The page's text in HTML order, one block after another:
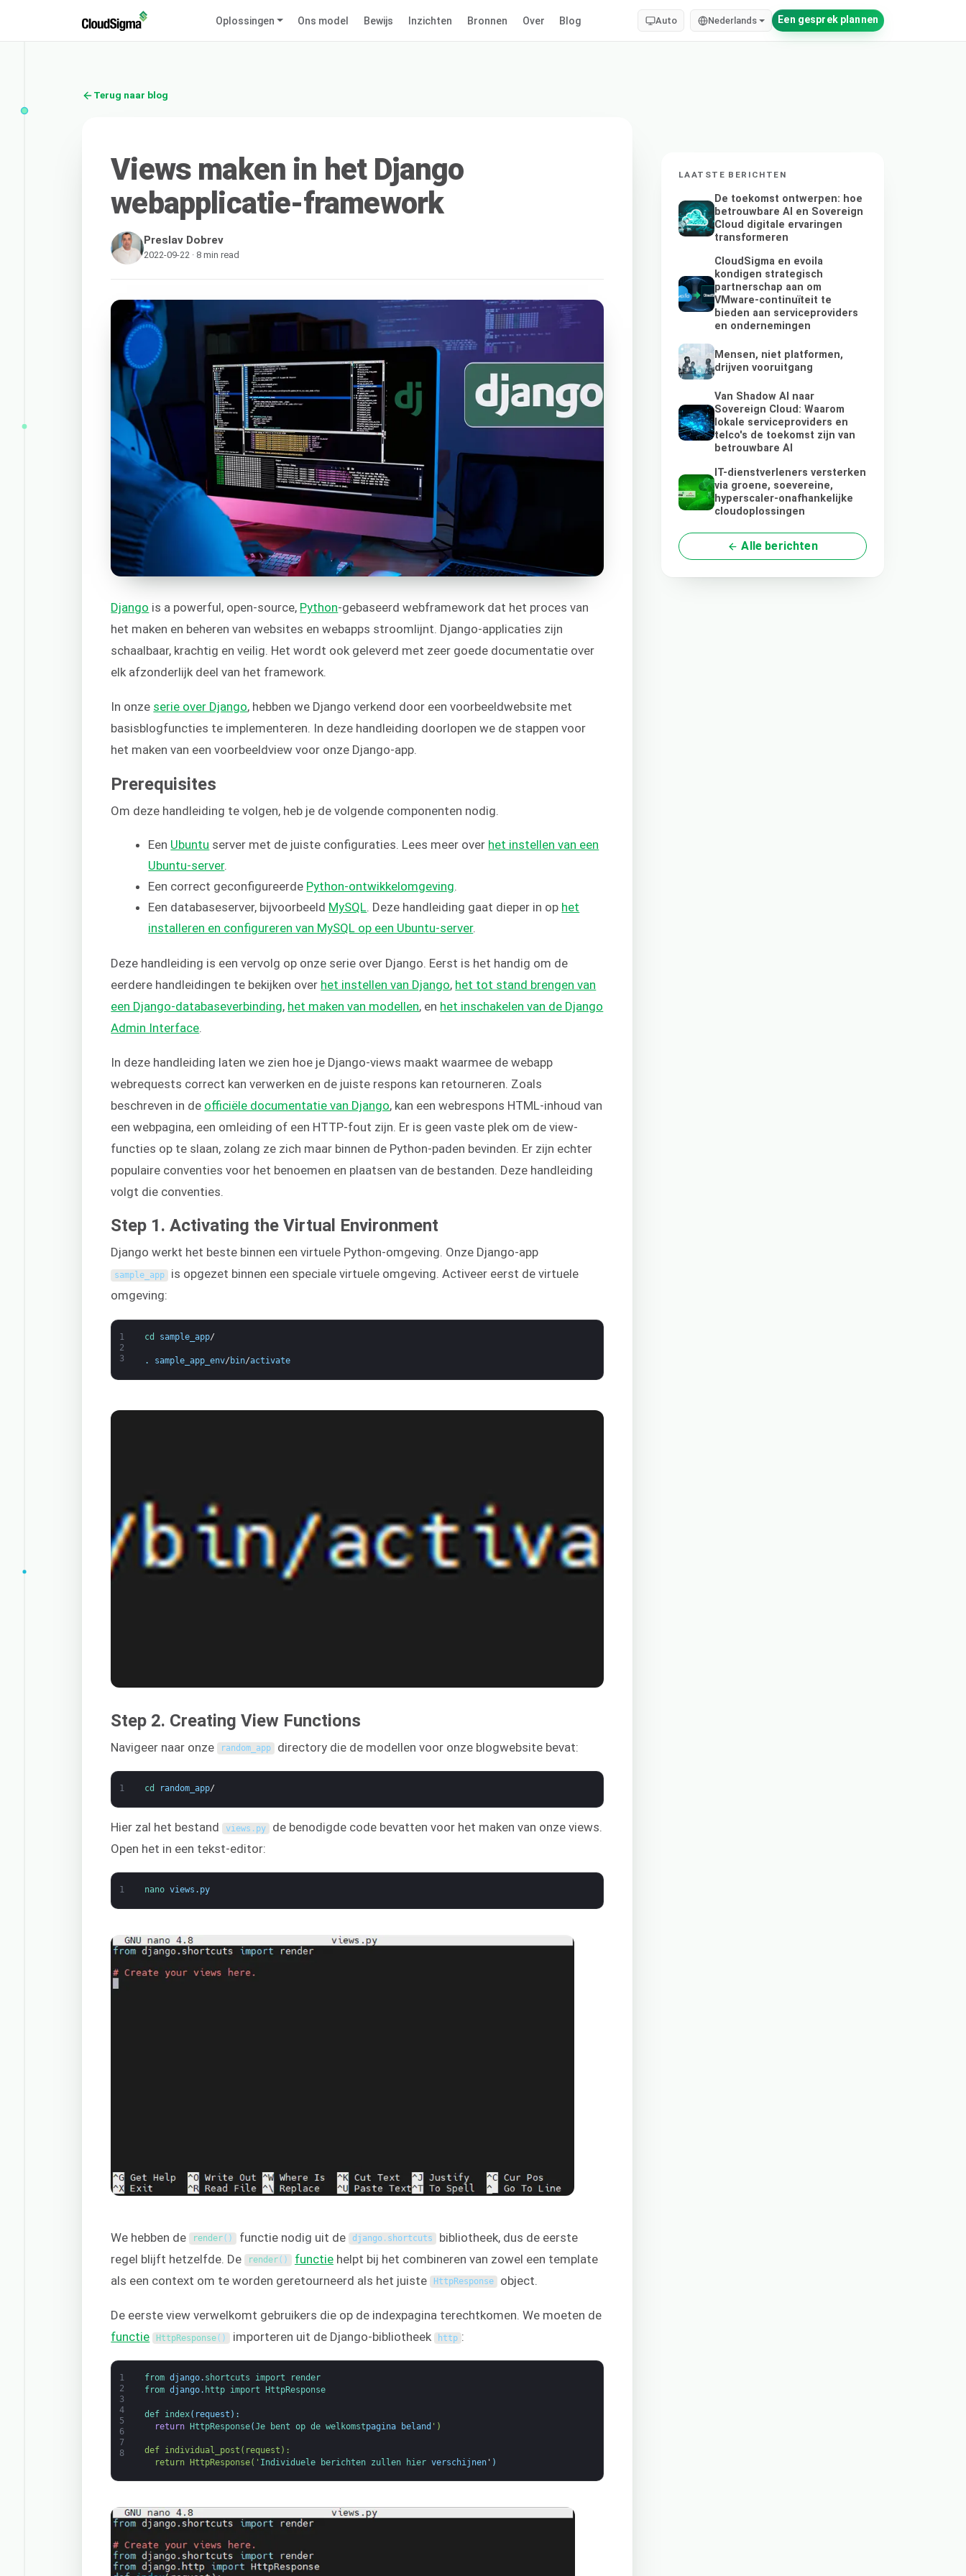
Oplossingen Ons model Bewijs Inzichten Bronnen Over Blog Auto Nederlands Een gesprek plannen
Terug naar blog
Views maken in het Django
webapplicatie-framework
Preslav Dobrev
2022-09-22 · 8 min read
Django is a powerful, open-source, Python-gebaseerd webframework dat het proces van
het maken en beheren van websites en webapps stroomlijnt. Django-applicaties zijn
schaalbaar, krachtig en veilig. Het wordt ook geleverd met zeer goede documentatie over
elk afzonderlijk deel van het framework.
In onze serie over Django, hebben we Django verkend door een voorbeeldwebsite met
basisblogfuncties te implementeren. In deze handleiding doorlopen we de stappen voor
het maken van een voorbeeldview voor onze Django-app.
Prerequisites
Om deze handleiding te volgen, heb je de volgende componenten nodig.
Een Ubuntu server met de juiste configuraties. Lees meer over het instellen van een
Ubuntu-server.
Een correct geconfigureerde Python-ontwikkelomgeving.
Een databaseserver, bijvoorbeeld MySQL. Deze handleiding gaat dieper in op het
installeren en configureren van MySQL op een Ubuntu-server.
Deze handleiding is een vervolg op onze serie over Django. Eerst is het handig om de
eerdere handleidingen te bekijken over het instellen van Django, het tot stand brengen van
een Django-databaseverbinding, het maken van modellen, en het inschakelen van de Django
Admin Interface
In deze handleiding laten we zien hoe je Django-views maakt waarmee de webapp
webrequests correct kan verwerken en de juiste respons kan retourneren. Zoals
beschreven in de officiële documentatie van Django, kan een webrespons HTML-inhoud van
een webpagina, een omleiding of een HTTP-fout zijn. Er is geen vaste plek om de view-
functies op te slaan, zolang ze zich maar binnen de Python-paden bevinden. Er zijn echter
populaire conventies voor het benoemen en plaatsen van de bestanden. Deze handleiding
volgt die conventies.
Step 1. Activating the Virtual Environment
Django werkt het beste binnen een virtuele Python-omgeving. Onze Django-app
sample_app is opgezet binnen een speciale virtuele omgeving. Activeer eerst de virtuele
omgeving:
1
2
3
cd sample_app/
. sample_app_env/ bin/activate
Step 2. Creating View Functions
Navigeer naar onze random_app directory die de modellen voor onze blogwebsite bevat:
1 cd random_app/
Hier zal het bestand views . py de benodigde code bevatten voor het maken van onze views.
Open het in een tekst-editor:
1 nano views . py
We hebben de render( ) functie nodig uit de django. shortcuts bibliotheek, dus de eerste
regel blijft hetzelfde. De render( ) functiehelpt bij het combineren van zowel een template
als een context om te worden geretourneerd als het juiste HttpResponse object.
De eerste view verwelkomt gebruikers die op de indexpagina terechtkomen. We moeten de
functie
HttpResponse( ) importeren uit de Django-bibliotheek http :
1
2
3
4
5
6
7
8
from django. shortcuts import
render
from django. http import HttpResponse
def index( request ) :
return HttpResponse(Je bent op de welkomstpagina beland ')
def individual_post(request):
return HttpResponse(' Individuele berichten zullen hier verschijnen' )
LAATSTE BERICHTEN
De toekomst ontwerpen: hoe
betrouwbare AI en Sovereign
Cloud digitale ervaringen
transformeren
CloudSigma en evoila
kondigen strategisch
partnerschap aan om
VMware-continuïteit te
bieden aan serviceproviders
en ondernemingen
Mensen, niet platformen,
drijven vooruitgang
Van Shadow AI naar
Sovereign Cloud: Waarom
lokale serviceproviders en
telco's de toekomst zijn van
betrouwbare AI
IT-dienstverleners versterken
via groene, soevereine,
hyperscaler-onafhankelijke
cloudoplossingen
Alle berichten